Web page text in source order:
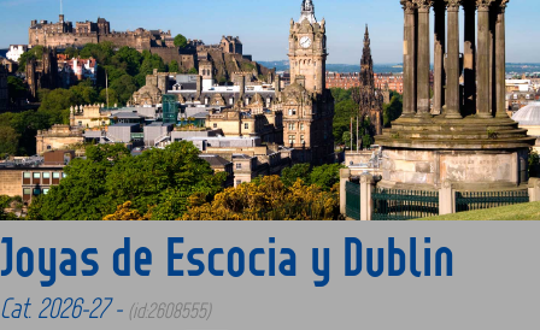
EUROPA
ASIA
ORIENTE
PROMOCIONES
Joyas de Escocia y Dublin
Cat. 2026-27 - (id:2608555)